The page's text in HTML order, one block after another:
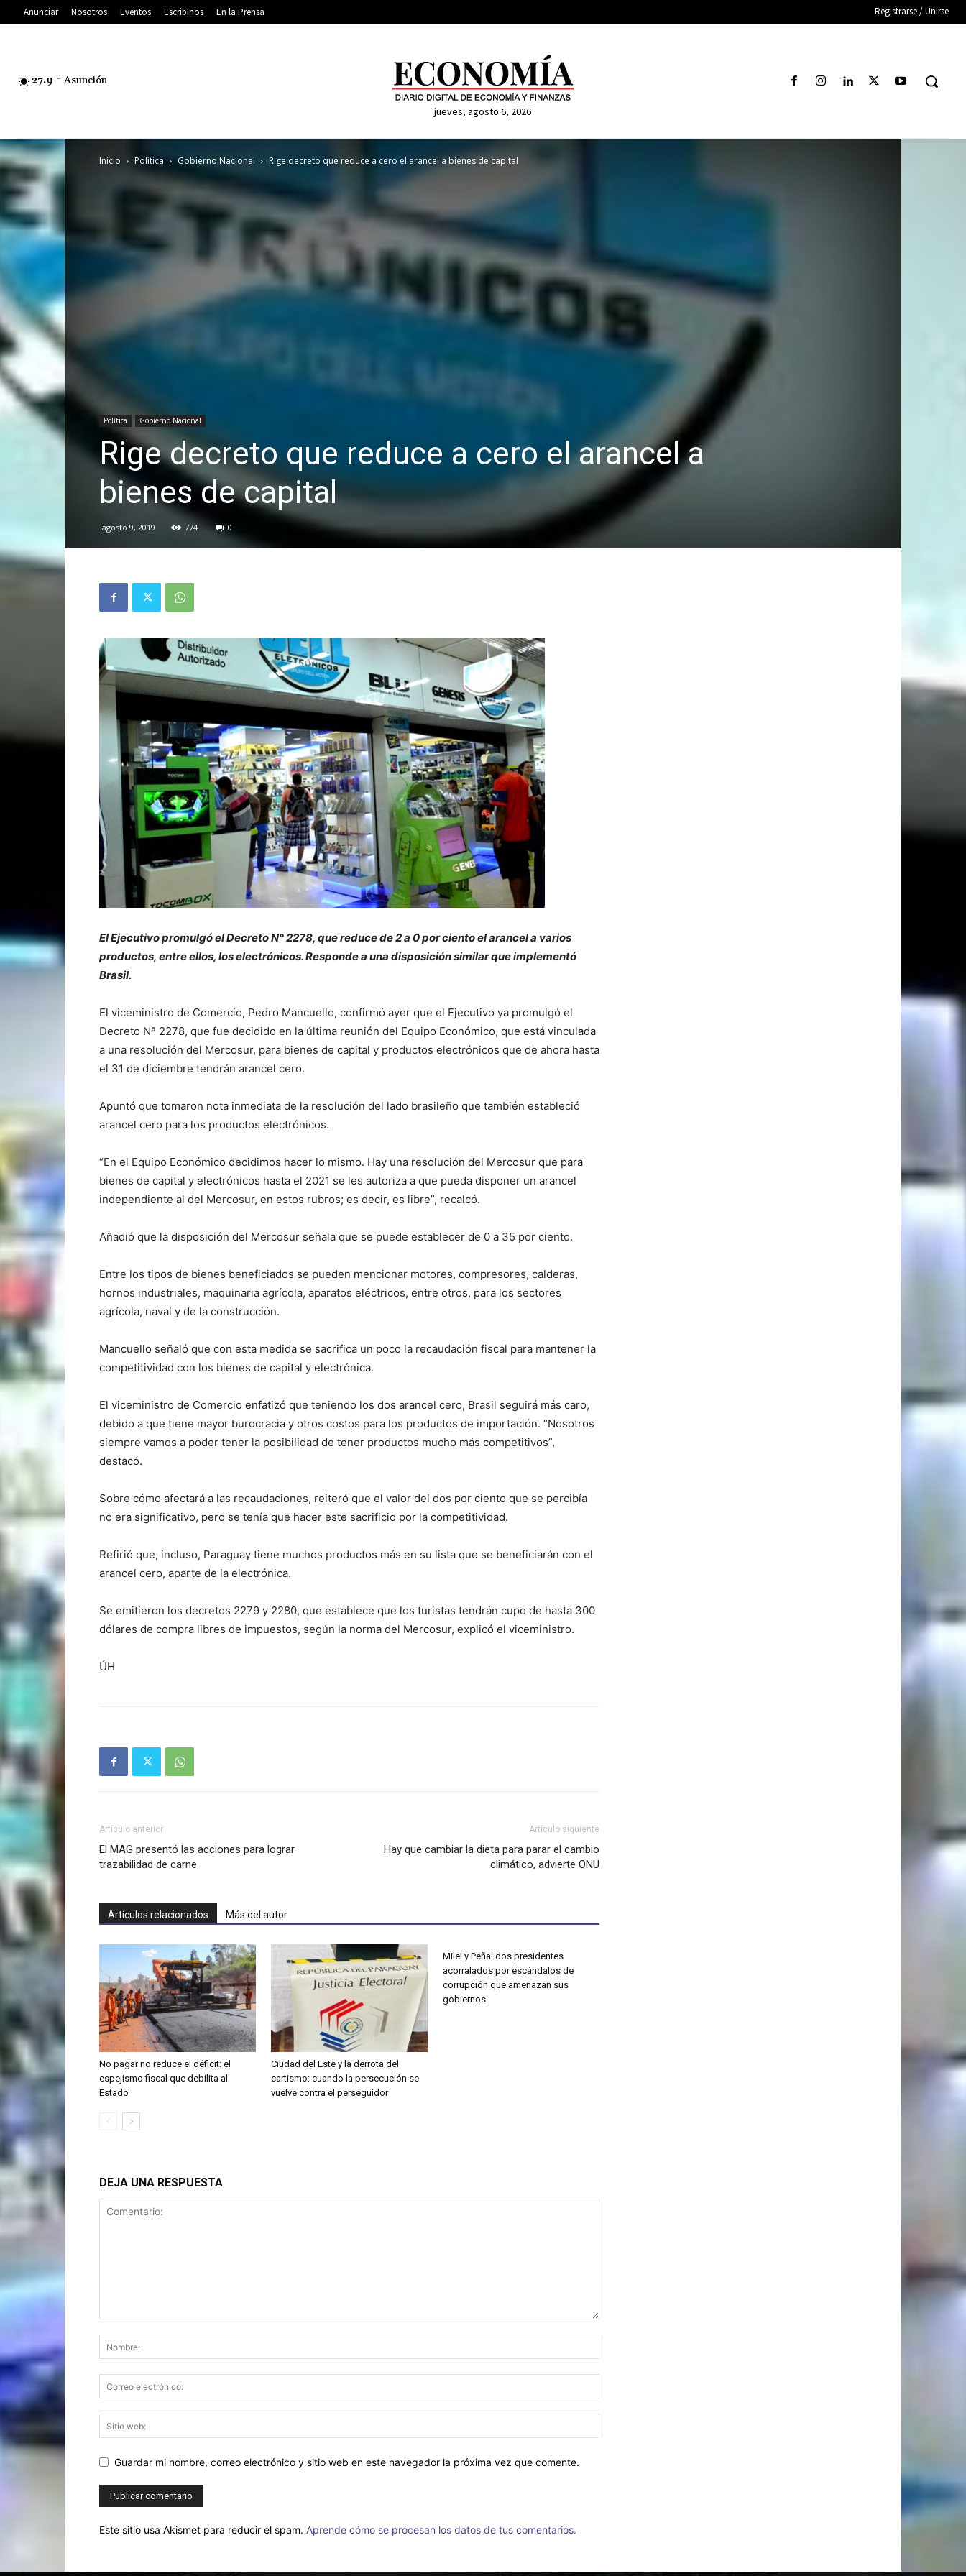
Anunciar Nosotros Eventos Escribinos En la Prensa Registrarse / Unirse
27.9 C Asunción
jueves, agosto 6, 2026
Inicio Política Gobierno Nacional Rige decreto que reduce a cero el arancel a bienes de capital
Política Gobierno Nacional
Rige decreto que reduce a cero el arancel a
bienes de capital
agosto 9, 2019 774 0
El Ejecutivo promulgó el Decreto N° 2278, que reduce de 2 a 0 por ciento el arancel a varios
productos, entre ellos, los electrónicos. Responde a una disposición similar que implementó
Brasil.
El viceministro de Comercio, Pedro Mancuello, confirmó ayer que el Ejecutivo ya promulgó el
Decreto Nº 2278, que fue decidido en la última reunión del Equipo Económico, que está vinculada
a una resolución del Mercosur, para bienes de capital y productos electrónicos que de ahora hasta
el 31 de diciembre tendrán arancel cero.
Apuntó que tomaron nota inmediata de la resolución del lado brasileño que también estableció
arancel cero para los productos electrónicos.
“En el Equipo Económico decidimos hacer lo mismo. Hay una resolución del Mercosur que para
bienes de capital y electrónicos hasta el 2021 se les autoriza a que pueda disponer un arancel
independiente al del Mercosur, en estos rubros; es decir, es libre”, recalcó.
Añadió que la disposición del Mercosur señala que se puede establecer de 0 a 35 por ciento.
Entre los tipos de bienes beneficiados se pueden mencionar motores, compresores, calderas,
hornos industriales, maquinaria agrícola, aparatos eléctricos, entre otros, para los sectores
agrícola, naval y de la construcción.
Mancuello señaló que con esta medida se sacrifica un poco la recaudación fiscal para mantener la
competitividad con los bienes de capital y electrónica.
El viceministro de Comercio enfatizó que teniendo los dos arancel cero, Brasil seguirá más caro,
debido a que tiene mayor burocracia y otros costos para los productos de importación. “Nosotros
siempre vamos a poder tener la posibilidad de tener productos mucho más competitivos”,
destacó.
Sobre cómo afectará a las recaudaciones, reiteró que el valor del dos por ciento que se percibía
no era significativo, pero se tenía que hacer este sacrificio por la competitividad.
Refirió que, incluso, Paraguay tiene muchos productos más en su lista que se beneficiarán con el
arancel cero, aparte de la electrónica.
Se emitieron los decretos 2279 y 2280, que establece que los turistas tendrán cupo de hasta 300
dólares de compra libres de impuestos, según la norma del Mercosur, explicó el viceministro.
ÚH
Artículo anterior
El MAG presentó las acciones para lograr
trazabilidad de carne
Artículo siguiente
Hay que cambiar la dieta para parar el cambio
climático, advierte ONU
Artículos relacionados Más del autor
No pagar no reduce el déficit: el
espejismo fiscal que debilita al
Estado
Ciudad del Este y la derrota del
cartismo: cuando la persecución se
vuelve contra el perseguidor
Milei y Peña: dos presidentes
acorralados por escándalos de
corrupción que amenazan sus
gobiernos
DEJA UNA RESPUESTA
Guardar mi nombre, correo electrónico y sitio web en este navegador la próxima vez que comente.
Este sitio usa Akismet para reducir el spam. Aprende cómo se procesan los datos de tus comentarios.